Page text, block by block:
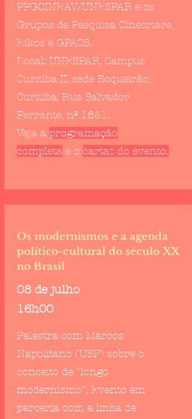
PPGCINEAV/UNESPAR e os
Grupos de Pesquisa Cinecriare,
Eikós e GPACS.
Local: UNESPAR, Campus
Curitiba II, sede Boqueirão,
Curitiba, Rua Salvador
Ferrante, nº 1651.
Veja a programação
completaeo cartaz do evento.
Os modernismos e a agenda
político-cultural do século XX
no Brasil
08 de julho
16h00
Palestra com Marcos
Napolitano (USP) sobre o
conceito de "longo
modernismo". Evento em
parceria com a linha de